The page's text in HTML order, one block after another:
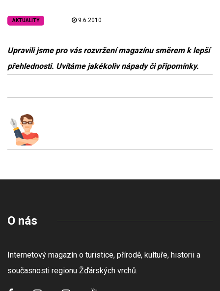
AKTUALITY 9.6.2010
Upravili jsme pro vás rozvržení magazínu směrem k lepší
přehlednosti. Uvítáme jakékoliv nápady či připomínky.
O nás
Internetový magazín o turistice, přírodě, kultuře, historii a
současnosti regionu Žďárských vrchů.